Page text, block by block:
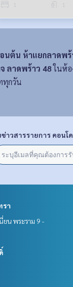
นต้น ห้าแยกลาดพ
ลาดพร้าว 48ในห้อ
ทุกวัน
ข่าวสารรายการ คอนโ
รา
ยน พระราม 9 -